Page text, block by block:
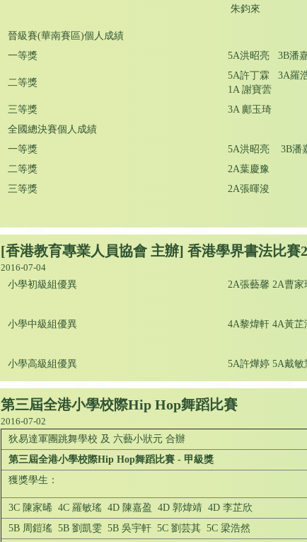
朱鈞來
晉級賽(華南賽區)個人成績
一等獎
5A洪昭亮 3B潘
二等獎
5A許丁霖 3A羅
1A 謝寶蕓
三等獎
3A 鄺玉琦
全國總決賽個人成績
一等獎
5A洪昭亮 3B潘
二等獎
2A葉慶豫
三等獎
2A張暉浚
[香港教育專業人員協會 主辦] 香港學界書法比賽
2016-07-04
小學初級組優異
小學中級組優異
小學高級組優異
2A張藝馨 2A曹家
4A黎煒軒 4A黃芷
5A許燁婷 5A戴敏
第三屆全港小學校際Hip Hop舞蹈比賽
2016-07-02
狄易達軍團跳舞學校 及 六藝小狀元 合辦
第三屆全港小學校際Hip Hop舞蹈比賽 - 甲級獎
獲獎學生：
3C 陳家晞 4C 羅敏瑤 4D 陳嘉盈 4D 郭煒靖 4D 李芷欣
5B 周鎧瑤 5B 劉凱雯 5B 吳宇軒 5C 劉芸其 5C 梁浩然